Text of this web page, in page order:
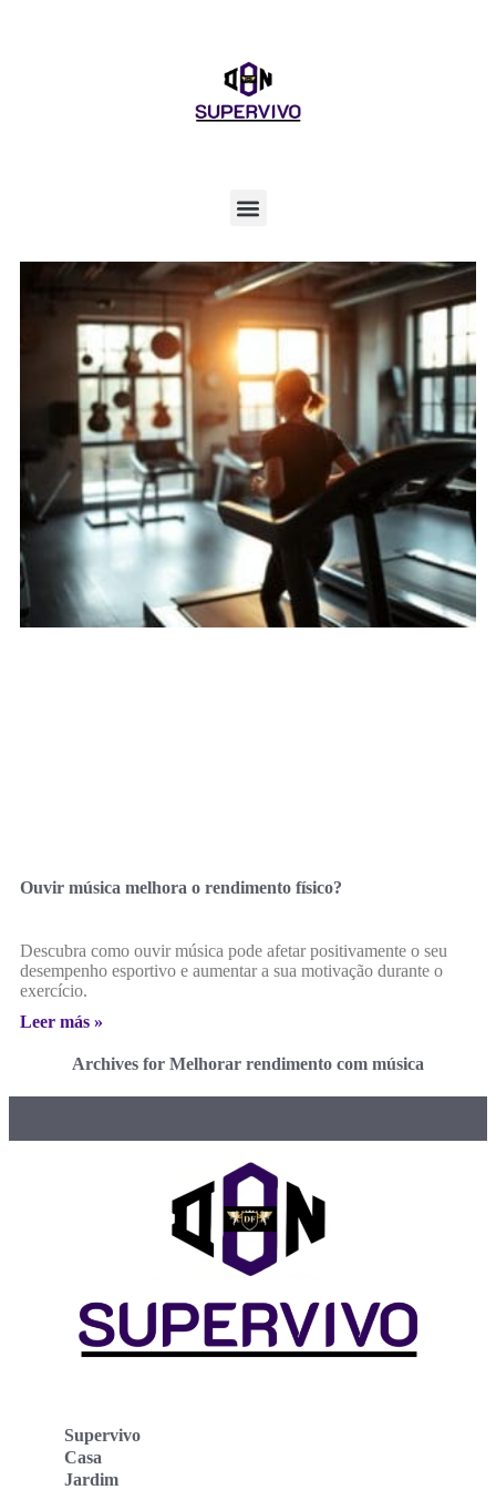
Ouvir música melhora o rendimento físico?
Descubra como ouvir música pode afetar positivamente o seu
desempenho esportivo e aumentar a sua motivação durante o
exercício.
Leer más »
Archives for Melhorar rendimento com música
Supervivo
Casa
Jardim